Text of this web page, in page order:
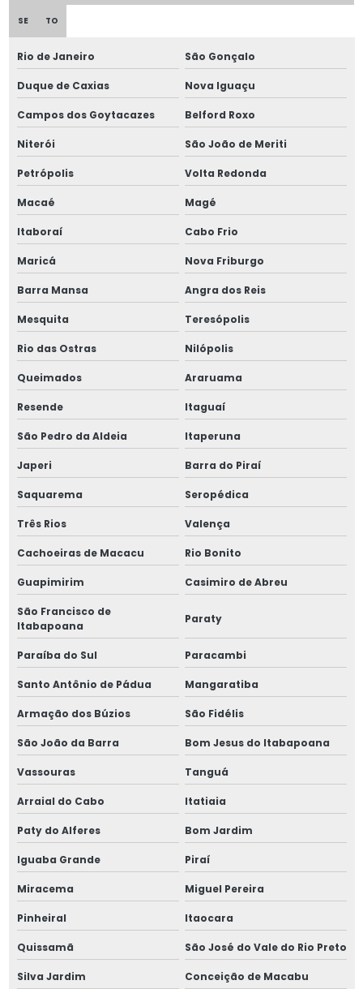
Fornecedor de molas de compressão
Kit rivkle
Loja de molas
Mola de aço helicoidais
Mola de aço inox
Mola compressão helicoidal
Mola de compressão inox
Mola prato aço inox
Mola prato din
Mola prato grossa
Mola de tração em aço inox
Molas chapa inox
Molas de compressão leve
Molas para equipamentos
Molas estampo
Molas para ferramentas de estampo
Molas helicoidais de tração
Molas para máquinas
Molas para máquinas industriais
Molas de metro
Molas prato especiais
Molas tração
Molas de tração industrial
Molas de tração de inox
Molas de tração com olhal
Molas de tração pesadas
SE TO
Rio de Janeiro São Gonçalo
Duque de Caxias Nova Iguaçu
Campos dos Goytacazes Belford Roxo
Niterói São João de Meriti
Petrópolis Volta Redonda
Macaé Magé
Itaboraí Cabo Frio
Maricá Nova Friburgo
Barra Mansa Angra dos Reis
Mesquita Teresópolis
Rio das Ostras Nilópolis
Queimados Araruama
Resende Itaguaí
São Pedro da Aldeia Itaperuna
Japeri Barra do Piraí
Saquarema Seropédica
Três Rios Valença
Cachoeiras de Macacu Rio Bonito
Guapimirim Casimiro de Abreu
São Francisco de
Itabapoana
Paraty
Paraíba do Sul Paracambi
Santo Antônio de Pádua Mangaratiba
Armação dos Búzios São Fidélis
São João da Barra Bom Jesus do Itabapoana
Vassouras Tanguá
Arraial do Cabo Itatiaia
Paty do Alferes Bom Jardim
Iguaba Grande Piraí
Miracema Miguel Pereira
Pinheiral Itaocara
Quissamã São José do Vale do Rio Preto
Silva Jardim Conceição de Macabu